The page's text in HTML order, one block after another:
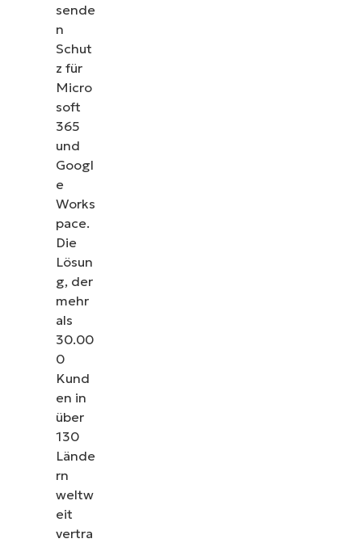
sende
n
Schut
z für
Micro
soft
365
und
Googl
e
Works
pace.
Die
Lösun
g, der
mehr
als
30.00
0
Kund
en in
über
130
Lände
rn
weltw
eit
vertra